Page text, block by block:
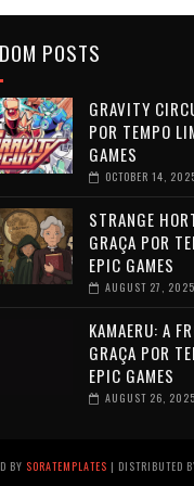
POSTS
GRAVITY
POR TEMPO
GAMES
OCTOBER 14,
STRANGE
GRAÇA POR
EPIC GAMES
AUGUST 27, 2025
KAMAERU: A
GRAÇA POR
EPIC GAMES
AUGUST 26, 2025
BY SORATEMPLATES | DISTRIBUTED